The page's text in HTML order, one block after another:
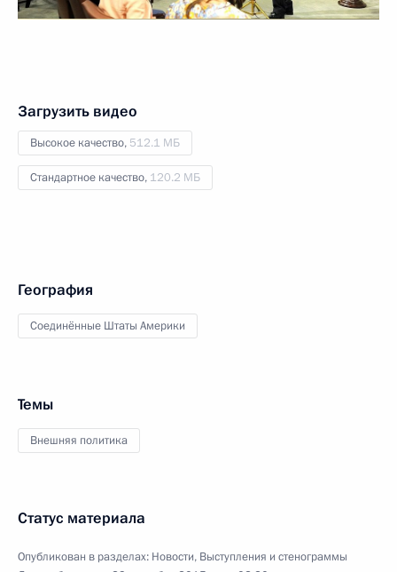
Загрузить видео
Высокое качество, 512.1 МБ
Стандартное качество, 120.2 МБ
География
Соединённые Штаты Америки
Темы
Внешняя политика
Статус материала
Опубликован в разделах: Новости, Выступления и стенограммы